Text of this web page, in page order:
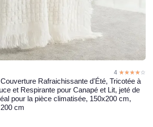
4 ☆☆☆☆☆
★★★★★
Rafraichissante d'Été, Tricotée à
et Respirante pour Canapé et Lit, jeté de
pour la pièce climatisée, 150x200 cm,
cm